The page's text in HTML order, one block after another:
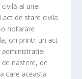
al unei
de stare civila
hotarare
ori printr-un act
nastere, de
care aceasta